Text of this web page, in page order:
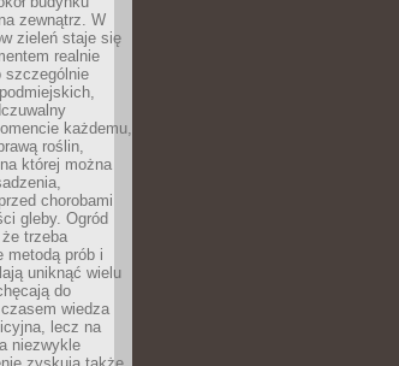
zewnątrz. W
zieleń staje się
realnie
szczególnie
każdemu,
roślin,
której można
chorobami
gleby. Ogród
trzeba
metodą prób i
uniknąć wielu
do
wiedza
lecz na
niezwykle